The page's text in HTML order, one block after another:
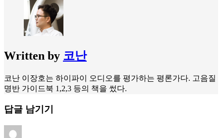
Written by 코난
코난 이장호는 하이파이 오디오를 평가하는 평론가다. 고음질
명반 가이드북 1,2,3 등의 책을 썼다.
답글 남기기